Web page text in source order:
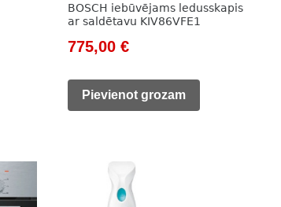
BOSCH iebūvējams ledusskapis
ar saldētavu KIV86VFE1
Original
was:
775,00€Current
is:
Pievienot grozam